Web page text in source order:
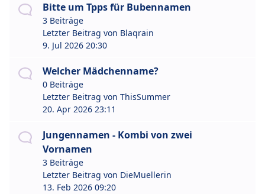
Bitte um Tpps für Bubennamen
3 Beiträge
Letzter Beitrag von Blaqrain
9. Jul 2026 20:30
Welcher Mädchenname?
0 Beiträge
Letzter Beitrag von ThisSummer
20. Apr 2026 23:11
Jungennamen - Kombi von zwei
Vornamen
3 Beiträge
Letzter Beitrag von DieMuellerin
13. Feb 2026 09:20